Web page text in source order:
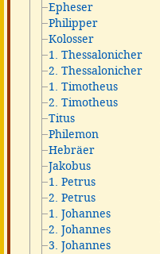
Epheser
Philipper
Kolosser
1. Thessalonicher
2. Thessalonicher
1. Timotheus
2. Timotheus
Titus
Philemon
Hebräer
Jakobus
1. Petrus
2. Petrus
1. Johannes
2. Johannes
3. Johannes